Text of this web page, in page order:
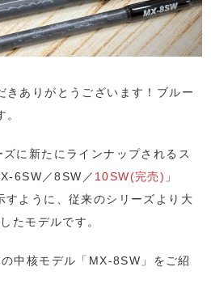
きありがとうございます！ブルー
に新たにラインナップされるス
6SW／8SW／ 10SW(完売) 」
すように、従来のシリーズより大
たモデルです。
中核モデル「MX-8SW」をご紹